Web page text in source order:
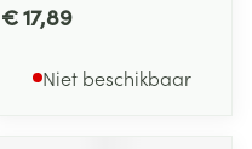
€ 17,89
Niet beschikbaar